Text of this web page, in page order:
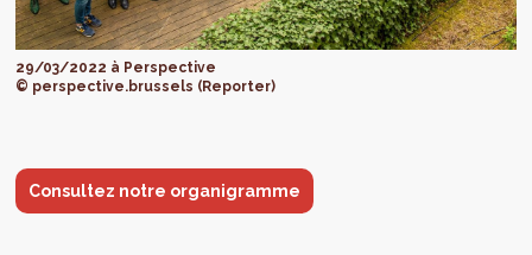
29/03/2022 à Perspective
© perspective.brussels (Reporter)
Consultez notre organigramme